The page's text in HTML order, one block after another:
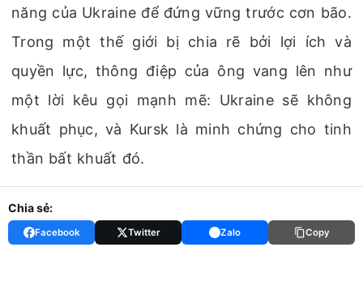
năng của Ukraine để đứng vững trước cơn bão.
Trong một thế giới bị chia rẽ bởi lợi ích và
quyền lực, thông điệp của ông vang lên như
một lời kêu gọi mạnh mẽ: Ukraine sẽ không
khuất phục, và Kursk là minh chứng cho tinh
thần bất khuất đó.
Chia sẻ:
Facebook Twitter Zalo Copy